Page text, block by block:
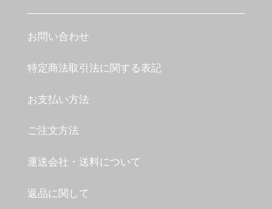
お問い合わせ
特定商法取引法に関する表記
お支払い方法
ご注文方法
運送会社・送料について
返品に関して